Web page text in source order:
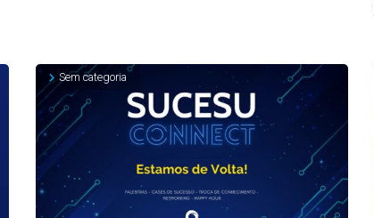
Sem categoria